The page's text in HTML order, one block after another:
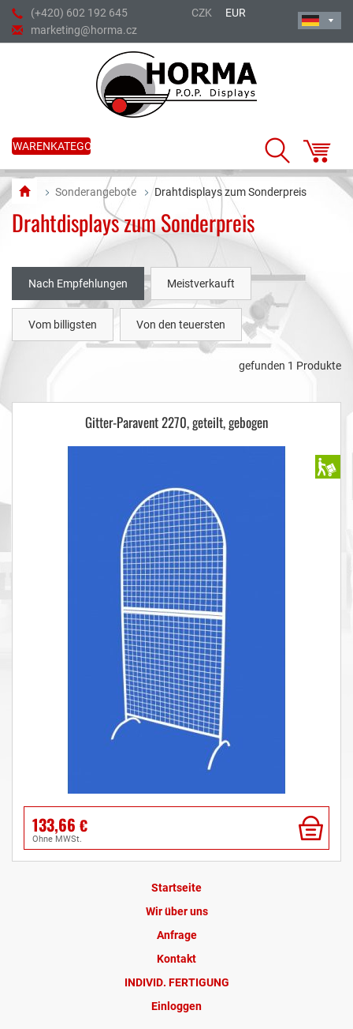
(+420) 602 192 645
marketing@horma.cz
CZK EUR
WARENKATEGORIE
Sonderangebote Drahtdisplays zum Sonderpreis
Drahtdisplays zum Sonderpreis
Nach Empfehlungen Meistverkauft
Vom billigsten Von den teuersten
gefunden 1 Produkte
Gitter-Paravent 2270, geteilt, gebogen
133,66 €
ohne MWSt.
Startseite
Wir über uns
Anfrage
Kontakt
INDIVID. FERTIGUNG
Einloggen